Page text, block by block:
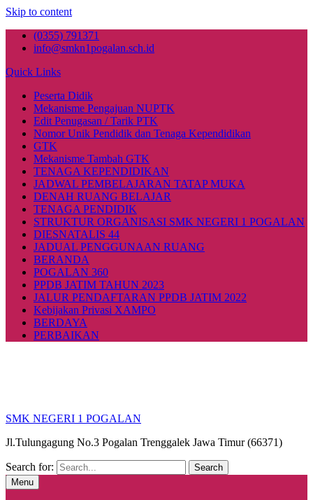
Skip to content
(0355) 791371
info@smkn1pogalan.sch.id
Quick Links
Peserta Didik
Mekanisme Pengajuan NUPTK
Edit Penugasan / Tarik PTK
Nomor Unik Pendidik dan Tenaga Kependidikan
GTK
Mekanisme Tambah GTK
TENAGA KEPENDIDIKAN
JADWAL PEMBELAJARAN TATAP MUKA
DENAH RUANG BELAJAR
TENAGA PENDIDIK
STRUKTUR ORGANISASI SMK NEGERI 1 POGALAN
DIESNATALIS 44
JADUAL PENGGUNAAN RUANG
BERANDA
POGALAN 360
PPDB JATIM TAHUN 2023
JALUR PENDAFTARAN PPDB JATIM 2022
Kebijakan Privasi XAMPO
BERDAYA
PERBAIKAN
SMK NEGERI 1 POGALAN
Jl.Tulungagung No.3 Pogalan Trenggalek Jawa Timur (66371)
Search for:
Menu